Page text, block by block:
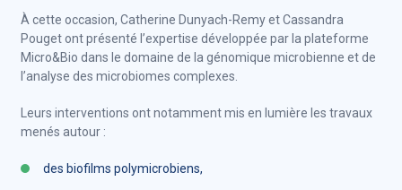
À cette occasion, Catherine Dunyach-Remy et Cassandra
Pouget ont présenté l’expertise développée par la plateforme
Micro&Bio dans le domaine de la génomique microbienne et de
l’analyse des microbiomes complexes.
Leurs interventions ont notamment mis en lumière les travaux
menés autour :
des biofilms polymicrobiens,